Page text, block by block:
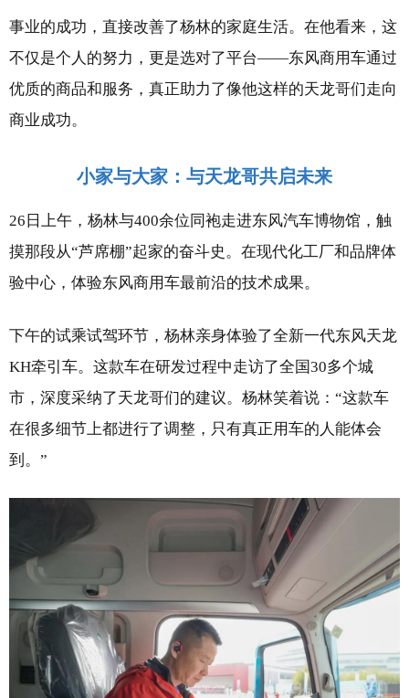
事业的成功，直接改善了杨林的家庭生活。在他看来，这
不仅是个人的努力，更是选对了平台——东风商用车通过
优质的商品和服务，真正助力了像他这样的天龙哥们走向
商业成功。
小家与大家：与天龙哥共启未来
26日上午，杨林与400余位同袍走进东风汽车博物馆，触
摸那段从“芦席棚”起家的奋斗史。在现代化工厂和品牌体
验中心，体验东风商用车最前沿的技术成果。
下午的试乘试驾环节，杨林亲身体验了全新一代东风天龙
KH牵引车。这款车在研发过程中走访了全国30多个城
市，深度采纳了天龙哥们的建议。杨林笑着说：“这款车
在很多细节上都进行了调整，只有真正用车的人能体会
到。”